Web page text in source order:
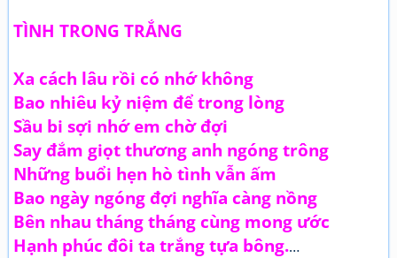
TÌNH TRONG TRẮNG
Xa cách lâu rồi có nhớ không
Bao nhiêu kỷ niệm để trong lòng
Sầu bi sợi nhớ em chờ đợi
Say đắm giọt thương anh ngóng trông
Những buổi hẹn hò tình vẫn ấm
Bao ngày ngóng đợi nghĩa càng nồng
Bên nhau tháng tháng cùng mong ước
Hạnh phúc đôi ta trắng tựa bông.…